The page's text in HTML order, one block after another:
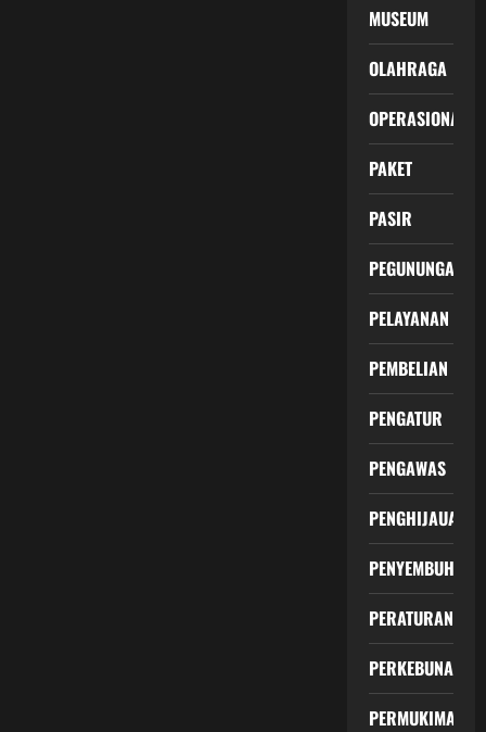
MUSEUM
OLAHRAGA
OPERASIONAL
PAKET
PASIR
PEGUNUNGAN
PELAYANAN
PEMBELIAN
PENGATUR
PENGAWAS
PENGHIJAUAN
PENYEMBUHAN
PERATURAN
PERKEBUNAN
PERMUKIMAN